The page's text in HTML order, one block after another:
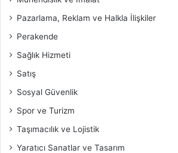
Pazarlama, Reklam ve Halkla İlişkiler
Perakende
Sağlık Hizmeti
Satış
Sosyal Güvenlik
Spor ve Turizm
Taşımacılık ve Lojistik
Yaratıcı Sanatlar ve Tasarım